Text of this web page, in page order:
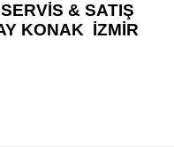
& SATIŞ
KONAK İZMİR